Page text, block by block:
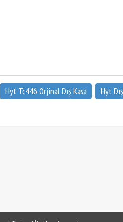
Hyt Tc446 Orjinal Dış Kasa Hyt